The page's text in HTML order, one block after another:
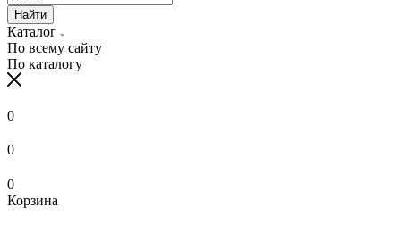
Найти
Каталог
По всему сайту
По каталогу
0
0
0
Корзина